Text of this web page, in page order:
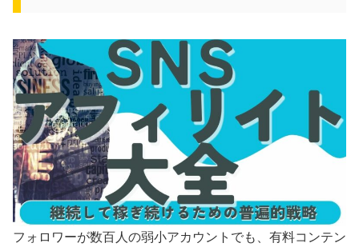
フォロワーが数百人の弱小アカウントでも、有料コンテン